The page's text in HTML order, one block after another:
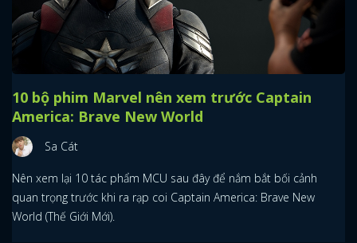
10 bộ phim Marvel nên xem trước Captain
America: Brave New World
Sa Cát
Nên xem lại 10 tác phẩm MCU sau đây để nắm bắt bối cảnh
quan trọng trước khi ra rạp coi Captain America: Brave New
World (Thế Giới Mới).